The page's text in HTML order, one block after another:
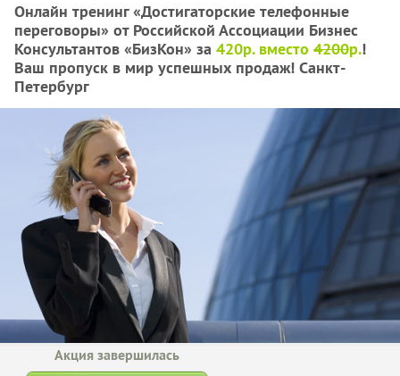
Онлайн тренинг «Достигаторские телефонные
переговоры» от Российской Ассоциации Бизнес
Консультантов «БизКон» за 420р. вместо 4200р.!
Ваш пропуск в мир успешных продаж! Санкт-
Петербург
Акция завершилась